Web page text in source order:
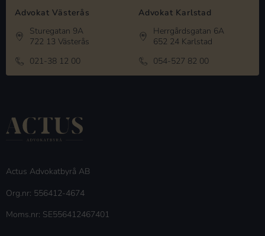
Advokat Västerås
Sturegatan 9A
722 13 Västerås
021-38 12 00
Advokat Karlstad
Herrgårdsgatan 6A
652 24 Karlstad
054-527 82 00
Actus Advokatbyrå AB
Org.nr: 556412-4674
Moms.nr: SE556412467401